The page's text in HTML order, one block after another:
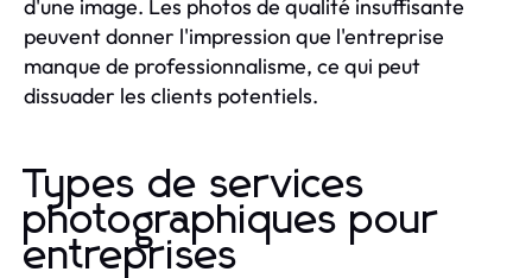
d'une image. Les photos de qualité insuffisante
peuvent donner l'impression que l'entreprise
manque de professionnalisme, ce qui peut
dissuader les clients potentiels.
Types de services
photographiques pour
entreprises